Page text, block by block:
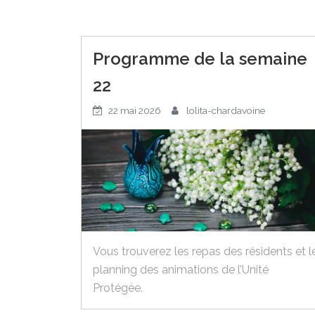
Programme de la semaine
22
22 mai 2026 lolita-chardavoine
Vous trouverez les repas des résidents et
planning des animations de l’Unité
Protégée.